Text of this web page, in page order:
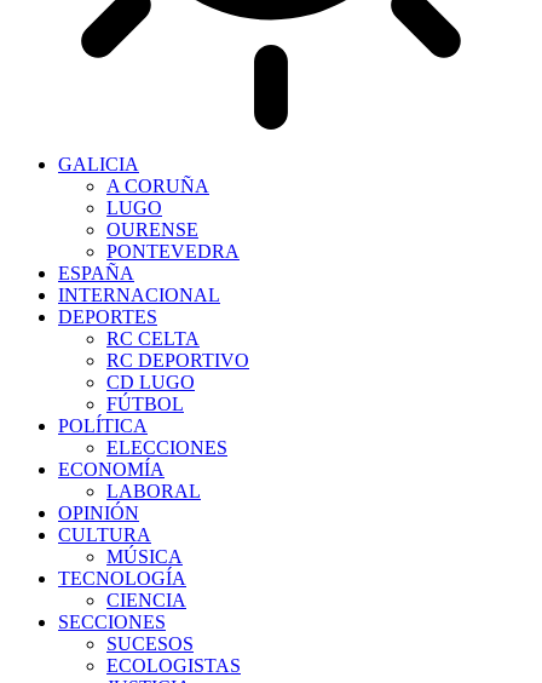
GALICIA
A CORUÑA
LUGO
OURENSE
PONTEVEDRA
ESPAÑA
INTERNACIONAL
DEPORTES
RC CELTA
RC DEPORTIVO
CD LUGO
FÚTBOL
POLÍTICA
ELECCIONES
ECONOMÍA
LABORAL
OPINIÓN
CULTURA
MÚSICA
TECNOLOGÍA
CIENCIA
SECCIONES
SUCESOS
ECOLOGISTAS